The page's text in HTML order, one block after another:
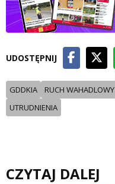
UDOSTĘPNIJ
GDDKIA RUCH WAHADLOWY
UTRUDNIENIA
CZYTAJ DALEJ